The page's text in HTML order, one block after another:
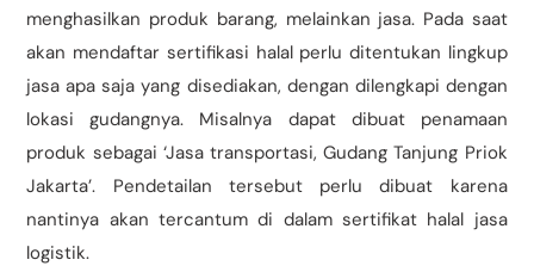
menghasilkan produk barang, melainkan jasa. Pada saat
akan mendaftar sertifikasi halal perlu ditentukan lingkup
jasa apa saja yang disediakan, dengan dilengkapi dengan
lokasi gudangnya. Misalnya dapat dibuat penamaan
produk sebagai ‘Jasa transportasi, Gudang Tanjung Priok
Jakarta’. Pendetailan tersebut perlu dibuat karena
nantinya akan tercantum di dalam sertifikat halal jasa
logistik.